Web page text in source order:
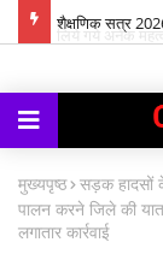
में शैक्षणिक सत्र
काउंसिलिंग प्रारंभ
मुख्यपृष्ठ सड़क हादसों
पालन करने जिले की
लगातार कार्रवाई